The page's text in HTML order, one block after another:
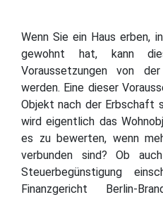
Wenn Sie ein Haus erben,
gewohnt hat, kann
Voraussetzungen von
werden. Eine dieser
Objekt nach der Erbschaft
wird eigentlich das
es zu bewerten, wenn
verbunden sind? Ob
Steuerbegünstigung
Finanzgericht Berlin-